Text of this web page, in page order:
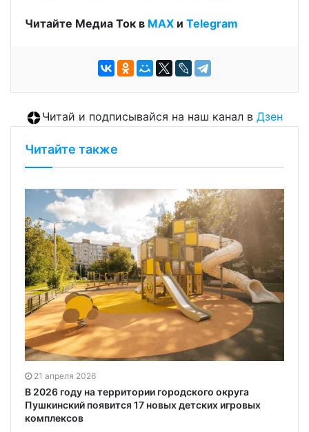
Читайте Медиа Ток в МАХ и Telegram
Читай и подписывайся на наш канал в Дзен
Читайте также
21 апреля 2026
В 2026 году на территории городского округа
Пушкинский появится 17 новых детских игровых
комплексов